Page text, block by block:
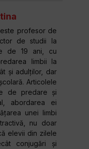
profesor de
de studii la
de 19 ani, cu
limbii la
și adulților, dar
Articolele
de predare și
abordarea ei
unei limbi
nu doar
elevii din zilele
conjugări și